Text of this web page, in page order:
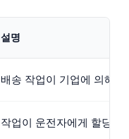
설명
배송 작업이 기업에 의해
작업이 운전자에게 할당되